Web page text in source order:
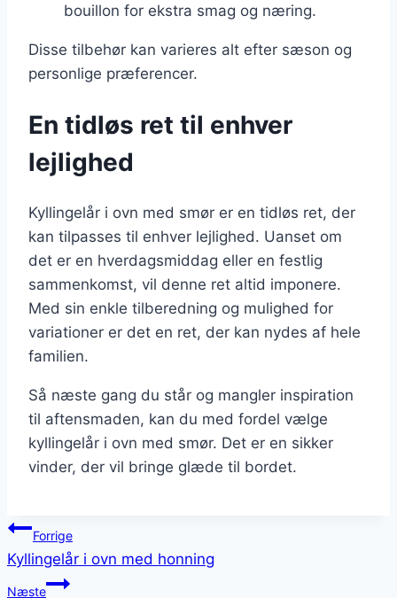
bouillon for ekstra smag og næring.
Disse tilbehør kan varieres alt efter sæson og
personlige præferencer.
En tidløs ret til enhver
lejlighed
Kyllingelår i ovn med smør er en tidløs ret, der
kan tilpasses til enhver lejlighed. Uanset om
det er en hverdagsmiddag eller en festlig
sammenkomst, vil denne ret altid imponere.
Med sin enkle tilberedning og mulighed for
variationer er det en ret, der kan nydes af hele
familien.
Så næste gang du står og mangler inspiration
til aftensmaden, kan du med fordel vælge
kyllingelår i ovn med smør. Det er en sikker
vinder, der vil bringe glæde til bordet.
Indlægsnavigation
Forrige
Kyllingelår i ovn med honning
Næste